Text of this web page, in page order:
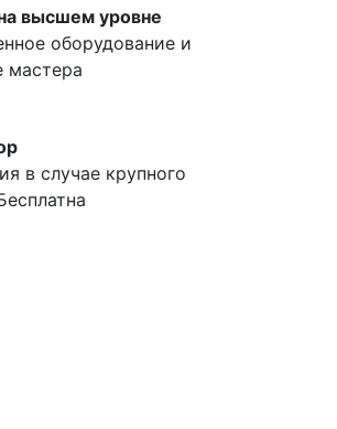
высшем уровне
оборудование и
мастера
в случае крупного